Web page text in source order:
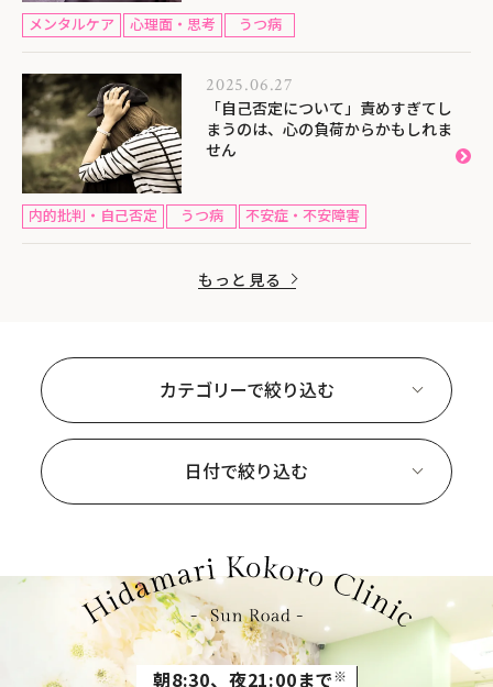
メンタルケア 心理面・思考 うつ病
2025.06.27
「自己否定について」責めすぎてし
まうのは、心の負荷からかもしれま
せん
内的批判・自己否定 うつ病 不安症・不安障害
もっと見る
カテゴリーで絞り込む
日付で絞り込む
朝8:30、夜21:00まで※